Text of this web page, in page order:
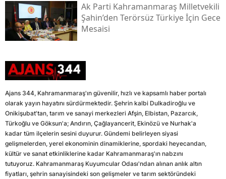
Ak Parti Kahramanmaraş Milletvekili
Şahin’den Terörsüz Türkiye İçin Gece
Mesaisi
Ajans 344, Kahramanmaraş'ın güvenilir, hızlı ve kapsamlı haber portalı
olarak yayın hayatını sürdürmektedir. Şehrin kalbi Dulkadiroğlu ve
Onikişubat'tan, tarım ve sanayi merkezleri Afşin, Elbistan, Pazarcık,
Türkoğlu ve Göksun'a; Andırın, Çağlayancerit, Ekinözü ve Nurhak'a
kadar tüm ilçelerin sesini duyurur. Gündemi belirleyen siyasi
gelişmelerden, yerel ekonominin dinamiklerine, spordaki heyecandan,
kültür ve sanat etkinliklerine kadar Kahramanmaraş'ın nabzını
tutuyoruz. Kahramanmaraş Kuyumcular Odası'ndan alınan anlık altın
fiyatları, şehrin sanayisindeki son gelişmeler ve tarım sektöründeki